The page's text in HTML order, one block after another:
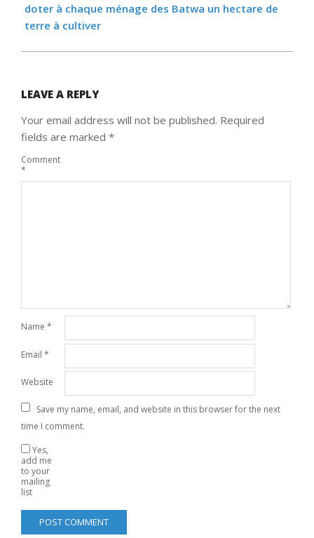
doter à chaque ménage des Batwa un hectare de
terre à cultiver
LEAVE A REPLY
Your email address will not be published. Required
fields are marked *
Comment
*
Name *
Email *
Website
Save my name, email, and website in this browser for the next
time I comment.
Yes,
add me
to your
mailing
list